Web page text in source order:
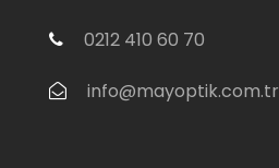
0212 410 60 70
info@mayoptik.com.tr